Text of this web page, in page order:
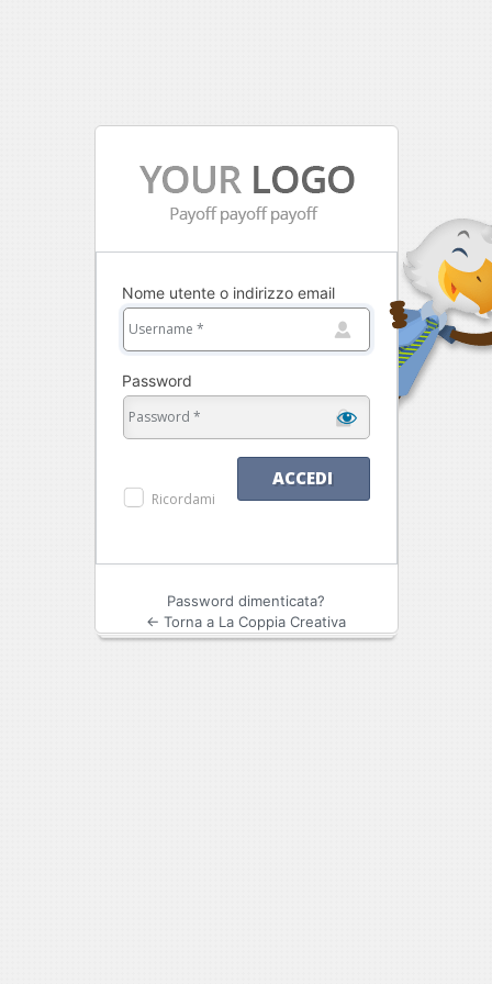
Nome utente o indirizzo email
Password
Ricordami
Password dimenticata?
← Torna a La Coppia Creativa